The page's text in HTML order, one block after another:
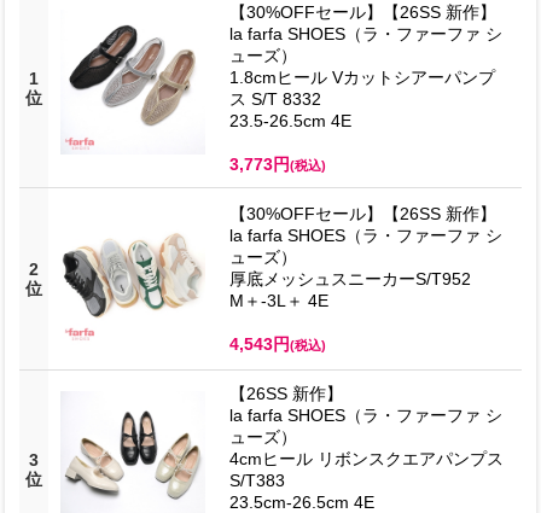
1
位
【30%OFFセール】【26SS 新作】
la farfa SHOES（ラ・ファーファ シ
ューズ）
1.8cmヒール Vカットシアーパンプ
ス S/T 8332
23.5-26.5cm 4E
3,773円(税込)
2
位
【30%OFFセール】【26SS 新作】
la farfa SHOES（ラ・ファーファ シ
ューズ）
厚底メッシュスニーカーS/T952
M＋-3L＋ 4E
4,543円(税込)
3
位
【26SS 新作】
la farfa SHOES（ラ・ファーファ シ
ューズ）
4cmヒール リボンスクエアパンプス
S/T383
23.5cm-26.5cm 4E